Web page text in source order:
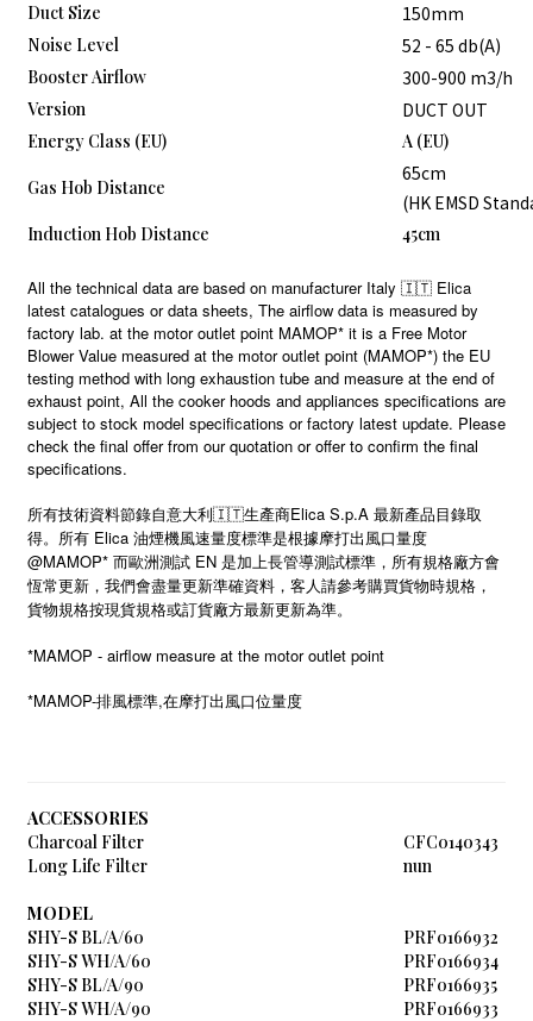
Duct Size 150mm
Noise Level 52 - 65 db(A)
Booster Airflow 300-900 m3/h
Version DUCT OUT
Energy Class (EU) A (EU)
Gas Hob Distance
65cm
(HK EMSD
Induction Hob Distance 45cm
All the technical data are based on manufacturer Italy 🇮🇹 Elica
latest catalogues or data sheets, The airflow data is measured by
factory lab. at the motor outlet point MAMOP* it is a Free Motor
Blower Value measured at the motor outlet point (MAMOP*) the EU
testing method with long exhaustion tube and measure at the end of
exhaust point, All the cooker hoods and appliances specifications are
subject to stock model specifications or factory latest update. Please
check the final offer from our quotation or offer to confirm the final
specifications.
所有技術資料節錄自意大利🇮🇹生產商Elica S.p.A 最新產品目錄取
得。所有 Elica 油煙機風速量度標準是根據摩打出風口量度
@MAMOP* 而歐洲測試 EN 是加上長管導測試標準，所有規格廠方會
恆常更新，我們會盡量更新準確資料，客人請參考購買貨物時規格，
貨物規格按現貨規格或訂貨廠方最新更新為準。
*MAMOP - airflow measure at the motor outlet point
*MAMOP-排風標準,在摩打出風口位量度
ACCESSORIES
Charcoal Filter
CFC0140343
Long Life Filter
nun
MODEL
SHY-S BL/A/60
PRF0166932
SHY-S WH/A/60
PRF0166934
SHY-S BL/A/90
PRF0166935
SHY-S WH/A/90
PRF0166933